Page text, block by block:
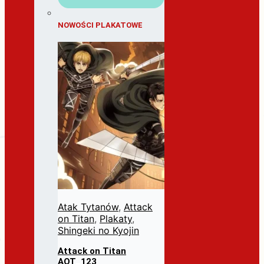
NOWOŚCI PLAKATOWE
Atak Tytanów, Attack
on Titan, Plakaty,
Shingeki no Kyojin
Attack on Titan
AOT_123